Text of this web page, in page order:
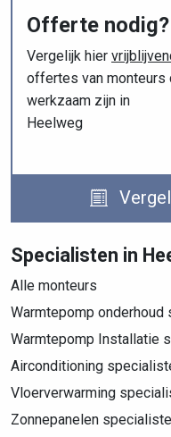
Offerte nodig?
Vergelijk hier
offertes van monteurs
werkzaam zijn in
Heelweg
Specialisten in
Alle monteurs
Warmtepomp onderhoud
Warmtepomp Installatie
Airconditioning
Vloerverwarming
Zonnepanelen